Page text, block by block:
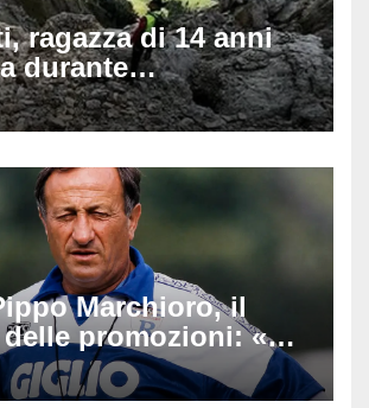
ragazza di 14 anni
durante
tragedia sul
davanti alla famiglia
Marchioro, il
promozioni: «Ha
indimenticabili
calcio»